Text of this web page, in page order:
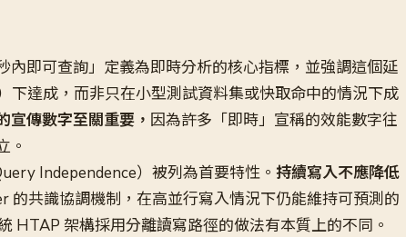
內即可查詢」定義為即時分析的核心指標，並強調這個延
下達成，而非只在小型測試資料集或快取命中的情況下成
宣傳數字至關重要， 因為許多「即時」宣稱的效能數字往
。
Independence）被列為首要特性。 持續寫入不應降低
的共識協調機制，在高並行寫入情況下仍能維持可預測的
HTAP 架構採用分離讀寫路徑的做法有本質上的不同。